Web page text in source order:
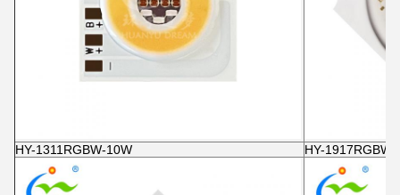
HY-1311RGBW-10W HY-1917RGBW-